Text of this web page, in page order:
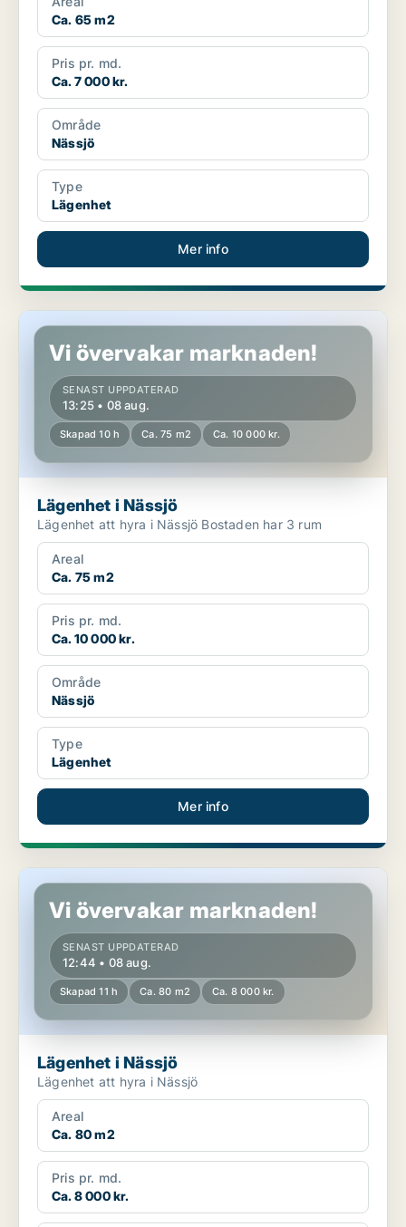
Ca. 65 m2
Pris pr. md.
Ca. 7 000 kr.
Område
Nässjö
Type
Lägenhet
Mer info
Lägenhet i Nässjö
Vi övervakar marknaden!
SENAST UPPDATERAD
13:25 • 08 aug.
Skapad 10 h Ca. 75 m2 Ca. 10 000 kr.
Lägenhet i Nässjö
Lägenhet att hyra i Nässjö Bostaden har 3 rum
Areal
Ca. 75 m2
Pris pr. md.
Ca. 10 000 kr.
Område
Nässjö
Type
Lägenhet
Mer info
Lägenhet i Nässjö
Vi övervakar marknaden!
SENAST UPPDATERAD
12:44 • 08 aug.
Skapad 11 h Ca. 80 m2 Ca. 8 000 kr.
Lägenhet i Nässjö
Lägenhet att hyra i Nässjö
Areal
Ca. 80 m2
Pris pr. md.
Ca. 8 000 kr.